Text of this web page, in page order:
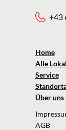
+43
Home
Alle
Service
Über uns
AGB